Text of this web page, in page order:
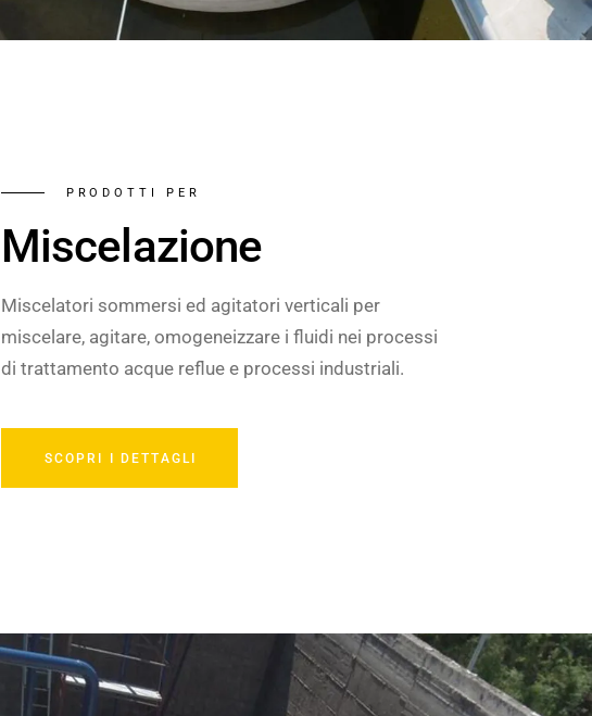
PRODOTTI PER
Miscelazione
Miscelatori sommersi ed agitatori verticali per
miscelare, agitare, omogeneizzare i fluidi nei processi
di trattamento acque reflue e processi industriali.
SCOPRI I DETTAGLI